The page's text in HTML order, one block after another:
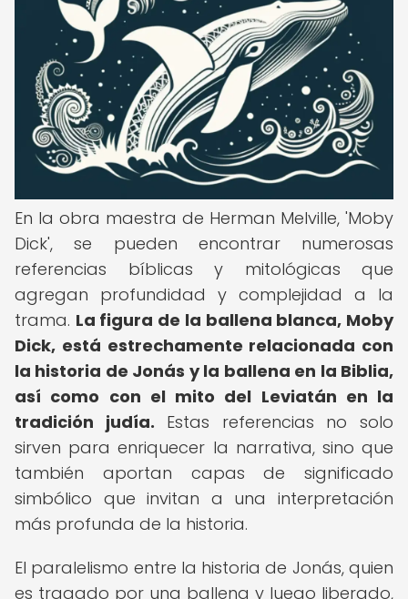
En la obra maestra de Herman Melville, 'Moby
Dick', se pueden encontrar numerosas
referencias bíblicas y mitológicas que
agregan profundidad y complejidad a la
trama. La figura de la ballena blanca, Moby
Dick, está estrechamente relacionada con
la historia de Jonás y la ballena en la Biblia,
así como con el mito del Leviatán en la
tradición judía. Estas referencias no solo
sirven para enriquecer la narrativa, sino que
también aportan capas de significado
simbólico que invitan a una interpretación
más profunda de la historia.
El paralelismo entre la historia de Jonás, quien
es tragado por una ballena y luego liberado,